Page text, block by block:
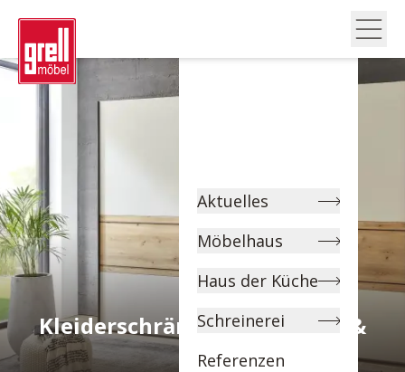
Aktuelles
Möbelhaus
Haus der Küche
Schreinerei
Referenzen
Kleiderschränke – Stauraum &
Stil